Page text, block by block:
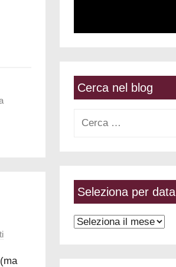
Cerca nel blog
Ricerca
Seleziona per data
Seleziona